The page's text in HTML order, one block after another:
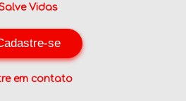
Vidas
se
em contato